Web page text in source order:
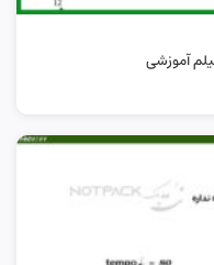
آموزشی